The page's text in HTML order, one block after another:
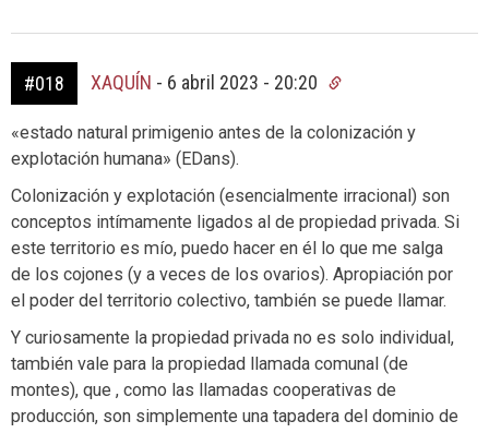
#018 XAQUÍN - 6 abril 2023 - 20:20
«estado natural primigenio antes de la colonización y
explotación humana» (EDans).
Colonización y explotación (esencialmente irracional) son
conceptos intímamente ligados al de propiedad privada. Si
este territorio es mío, puedo hacer en él lo que me salga
de los cojones (y a veces de los ovarios). Apropiación por
el poder del territorio colectivo, también se puede llamar.
Y curiosamente la propiedad privada no es solo individual,
también vale para la propiedad llamada comunal (de
montes), que , como las llamadas cooperativas de
producción, son simplemente una tapadera del dominio de